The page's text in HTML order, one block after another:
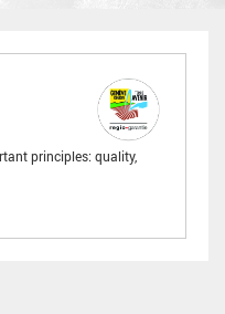
principles: quality,